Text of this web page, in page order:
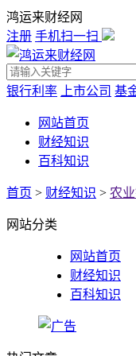
鸿运来财经网
注册 手机扫一扫
银行利率 上市公司 基
网站首页
财经知识
百科知识
首页 > 财经知识 > 农
网站分类
网站首页
财经知识
百科知识